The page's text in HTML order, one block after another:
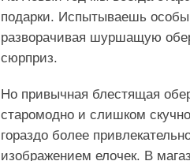
подарки. Испытываешь
разворачивая шуршащую
сюрприз.
Но привычная блестящая
старомодно и слишком
гораздо более
изображением елочек. В